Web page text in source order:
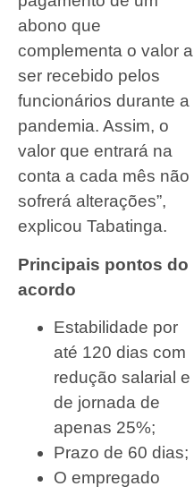
abono que
complementa o valor a
ser recebido pelos
funcionários durante a
pandemia. Assim, o
valor que entrará na
conta a cada mês não
sofrerá alterações”,
explicou Tabatinga.
Principais pontos do
acordo
Estabilidade por
até 120 dias com
redução salarial e
de jornada de
apenas 25%;
Prazo de 60 dias;
O empregado